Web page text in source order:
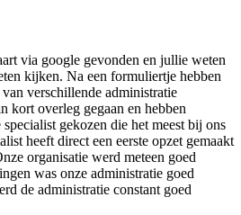
via google gevonden en jullie weten
kijken. Na een formuliertje hebben
verschillende administratie
kort overleg gegaan en hebben
gekozen die het meest bij ons
heeft direct een eerste opzet gemaakt
organisatie werd meteen goed
was onze administratie goed
de administratie constant goed